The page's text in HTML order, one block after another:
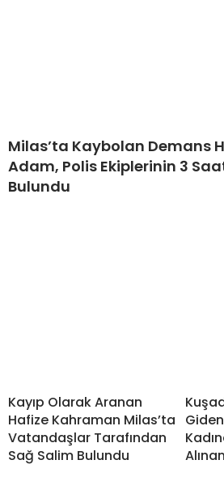
Milas’ta Kaybolan Demans
Adam, Polis Ekiplerinin 3
Bulundu
Kayıp Olarak Aranan
Hafize Kahraman Milas’ta
Vatandaşlar Tarafından
Sağ Salim Bulundu